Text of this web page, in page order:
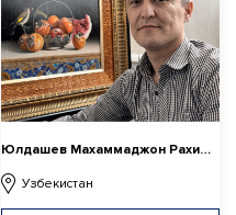
Юлдашев Махаммаджон Рахимжонович
Узбекистан